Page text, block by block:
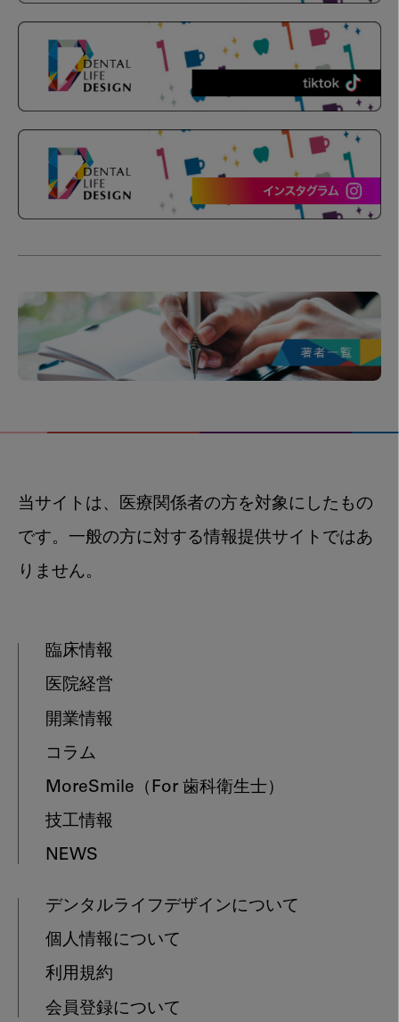
当サイトは、医療関係者の方を対象にしたもの
です。一般の方に対する情報提供サイトではあ
りません。
臨床情報
医院経営
開業情報
コラム
MoreSmile （For 歯科衛生士）
技工情報
NEWS
デンタルライフデザインについて
個人情報について
利用規約
会員登録について